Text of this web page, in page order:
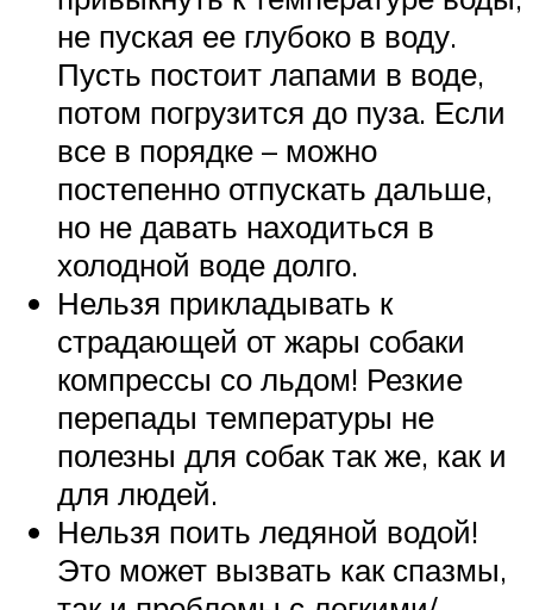
не пуская ее глубоко в воду.
Пусть постоит лапами в воде,
потом погрузится до пуза. Если
все в порядке – можно
постепенно отпускать дальше,
но не давать находиться в
холодной воде долго.
Нельзя прикладывать к
страдающей от жары собаки
компрессы со льдом! Резкие
перепады температуры не
полезны для собак так же, как и
для людей.
Нельзя поить ледяной водой!
Это может вызвать как спазмы,